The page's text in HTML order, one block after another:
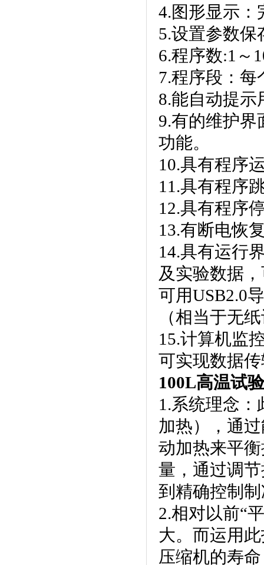
4.图形显示
5.设置参数保
6.程序数:1～
7.程序段：
8.能自动提示
9.有的维护界
功能。
10.具有程序运
11.具有程序跳段
12.具有程序停
13.有断电恢复
14.具有运行界
及实验数据
可用USB2.0导
（相当于无
15.计算机监控
可实现数据传
100L高温试
1.系统理念
加热），
动加热来平衡
量，通过
到精确控制制
2.相对以前“
大。而运
压缩机的寿命